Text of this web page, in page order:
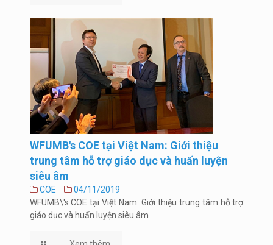
WFUMB's COE tại Việt Nam: Giới thiệu
trung tâm hỗ trợ giáo dục và huấn luyện
siêu âm
COE
04/11/2019
WFUMB\'s COE tại Việt Nam: Giới thiệu trung tâm hỗ trợ
giáo dục và huấn luyện siêu âm